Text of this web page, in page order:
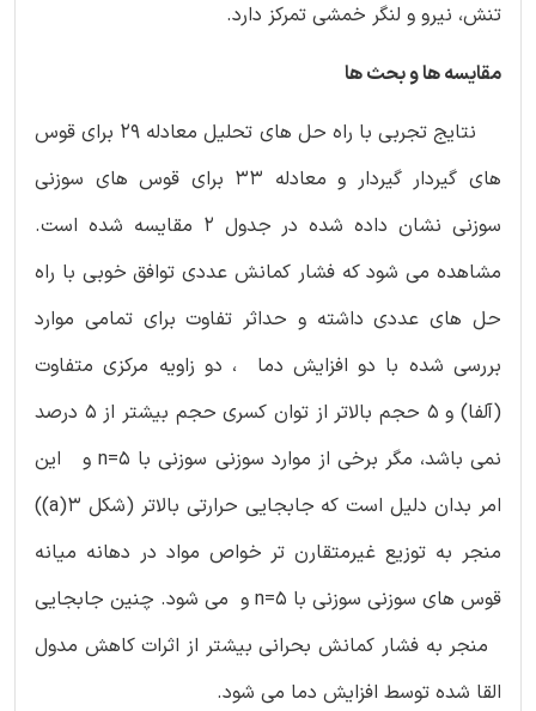
تنش، نیرو و لنگر خمشی تمرکز دارد.
مقایسه ها و بحث ها
نتایج تجربی با راه حل های تحلیل معادله 29 برای قوس
های گیردار گیردار و معادله 33 برای قوس های سوزنی
سوزنی نشان داده شده در جدول 2 مقایسه شده است.
مشاهده می شود که فشار کمانش عددی توافق خوبی با راه
حل های عددی داشته و حداثر تفاوت برای تمامی موارد
بررسی شده با دو افزایش دما ، دو زاویه مرکزی متفاوت
(آلفا) و 5 حجم بالاتر از توان کسری حجم بیشتر از 5 درصد
نمی باشد، مگر برخی از موارد سوزنی سوزنی با n=5 و این
امر بدان دلیل است که جابجایی حرارتی بالاتر (شکل 3(a))
منجر به توزیع غیرمتقارن تر خواص مواد در دهانه میانه
قوس های سوزنی سوزنی با n=5 و می شود. چنین جابجایی
منجر به فشار کمانش بحرانی بیشتر از اثرات کاهش مدول
القا شده توسط افزایش دما می شود.